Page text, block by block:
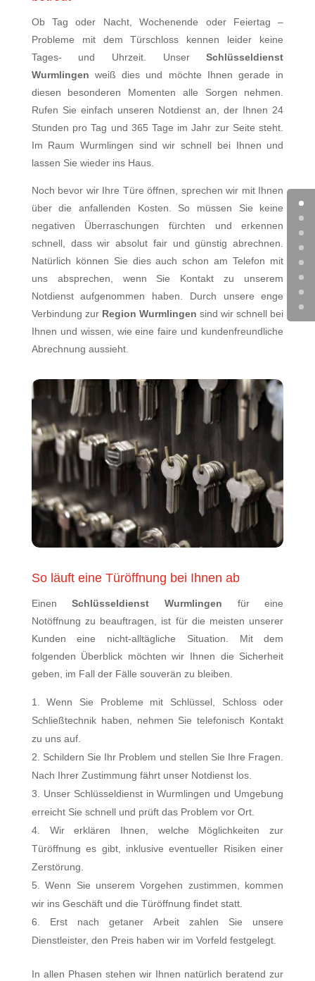
Ob Tag oder Nacht, Wochenende oder Feiertag –
Probleme mit dem Türschloss kennen leider keine
Tages- und Uhrzeit. UnserSchlüsseldienst
Wurmlingen weiß dies und möchte Ihnen gerade in
diesen besonderen Momenten alle Sorgen nehmen.
Rufen Sie einfach unseren Notdienst an, der Ihnen 24
Stunden pro Tag und 365 Tage im Jahr zur Seite steht.
Im Raum Wurmlingen sind wir schnell bei Ihnen und
lassen Sie wieder ins Haus.
Noch bevor wir Ihre Türe öffnen, sprechen wir mit Ihnen
über die anfallenden Kosten. So müssen Sie keine
negativen Überraschungen fürchten und erkennen
schnell, dass wir absolut fair und günstig abrechnen.
Natürlich können Sie dies auch schon am Telefon mit
uns absprechen, wenn Sie Kontakt zu unserem
Notdienst aufgenommen haben. Durch unsere enge
Verbindung zur Region Wurmlingen sind wir schnell bei
Ihnen und wissen, wie eine faire und kundenfreundliche
Abrechnung aussieht.
So läuft eine Türöffnung bei Ihnen ab
EinenSchlüsseldienst Wurmlingen für eine
Notöffnung zu beauftragen, ist für die meisten unserer
Kunden eine nicht-alltägliche Situation. Mit dem
folgenden Überblick möchten wir Ihnen die Sicherheit
geben, im Fall der Fälle souverän zu bleiben.
Wenn Sie Probleme mit Schlüssel, Schloss oder
Schließtechnik haben, nehmen Sie telefonisch Kontakt
zu uns auf.
Schildern Sie Ihr Problem und stellen Sie Ihre Fragen.
Nach Ihrer Zustimmung fährt unser Notdienst los.
Unser Schlüsseldienst in Wurmlingen und Umgebung
erreicht Sie schnell und prüft das Problem vor Ort.
Wir erklären Ihnen, welche Möglichkeiten zur
Türöffnung es gibt, inklusive eventueller Risiken einer
Zerstörung.
Wenn Sie unserem Vorgehen zustimmen, kommen
wir ins Geschäft und die Türöffnung findet statt.
Erst nach getaner Arbeit zahlen Sie unsere
Dienstleister, den Preis haben wir im Vorfeld festgelegt.
In allen Phasen stehen wir Ihnen natürlich beratend zur